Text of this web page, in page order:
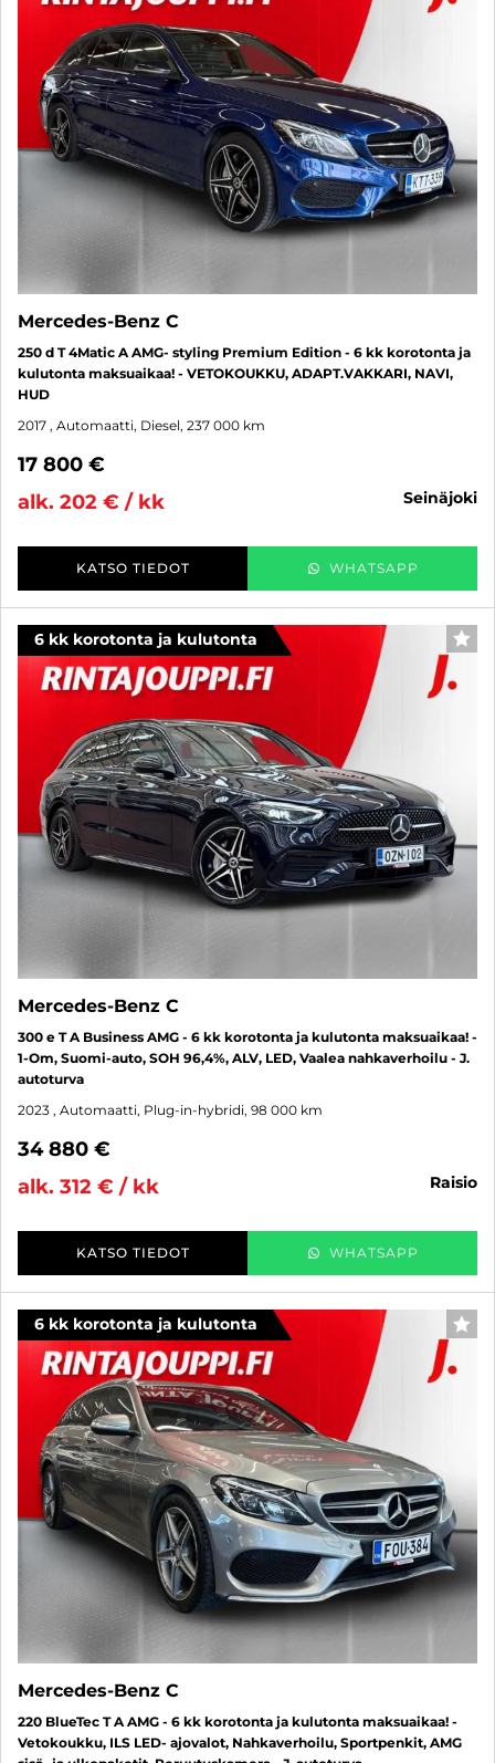
Mercedes-Benz C
250 d T 4Matic A AMG- styling Premium Edition - 6 kk korotonta ja
kulutonta maksuaikaa! - VETOKOUKKU, ADAPT.VAKKARI, NAVI,
HUD
2017 , Automaatti, Diesel, 237 000 km
17 800 €
alk. 202 € / kk
seinäjoki
KATSO TIEDOT WHATSAPP
6 kk korotonta ja kulutonta
Mercedes-Benz C
300 e T A Business AMG - 6 kk korotonta ja kulutonta maksuaikaa! -
1-Om, Suomi-auto, SOH 96,4%, ALV, LED, Vaalea nahkaverhoilu - J.
autoturva
2023 , Automaatti, Plug-in-hybridi, 98 000 km
34 880 €
alk. 312 € / kk
raisio
KATSO TIEDOT WHATSAPP
6 kk korotonta ja kulutonta
Mercedes-Benz C
220 BlueTec T A AMG - 6 kk korotonta ja kulutonta maksuaikaa! -
Vetokoukku, ILS LED- ajovalot, Nahkaverhoilu, Sportpenkit, AMG